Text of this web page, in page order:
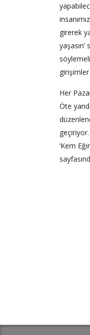
girerek
Her
Öte
‘Kem